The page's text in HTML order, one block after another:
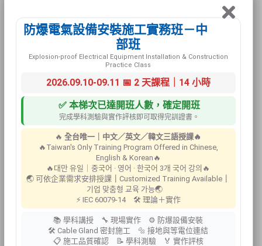
機械設
安全衛
危險性
工作場
所審查
申辦簽
證
經濟部工業局登
錄類別、服務項
目及分項
防爆電氣設備安裝施工實務班－中
部班
Explosion-proof Electrical Equipment Installation & Construction
Practice Class
2026.09.10-09.11 📅 2 天課程｜14 小時
✅ 本梯次已達開班人數，確定開班
完成學科測驗與實作評核即可取得完訓證書。
🔥全台唯一｜中文／英文／韓文三語授課🔥
🔥Taiwan's Only Training Program Offered in Chinese,
English & Korean🔥
🔥대만 유일｜중국어 · 영어 · 한국어 3개 국어 강의🔥
🌏 可依企業需求安排授課
Customized Training Available
기업 맞춤형 교육 가능🌏
⚡ IEC 60079-14 🛠 理論＋實作
📚 學科講授 🔧 現場實作 ⚙ 防爆設備安裝
🛠 Cable Gland 密封施工 🔩 接地與等電位連結
📋 施工品質確認 📝 學科測驗 🏅 實作評核